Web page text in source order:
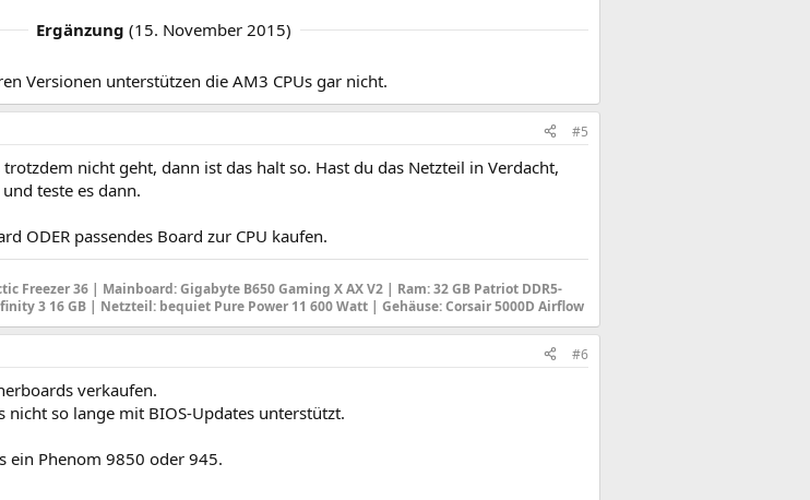
Ergänzung (15. November 2015)
Versionen unterstützen die AM3 CPUs gar nicht.
#5
nicht geht, dann ist das halt so. Hast du das Netzteil in Verdacht,
teste es dann.
ODER passendes Board zur CPU kaufen.
Freezer 36 | Mainboard: Gigabyte B650 Gaming X AX V2 | Ram: 32 GB Patriot DDR5-
3 16 GB | Netzteil: bequiet Pure Power 11 600 Watt | Gehäuse: Corsair 5000D Airflow
#6
verkaufen.
nicht so lange mit BIOS-Updates unterstützt.
ein Phenom 9850 oder 945.